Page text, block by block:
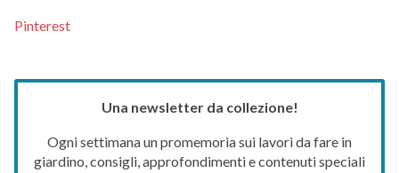
Pinterest
Una newsletter da collezione!
Ogni settimana un promemoria sui lavori da fare in
giardino, consigli, approfondimenti e contenuti speciali